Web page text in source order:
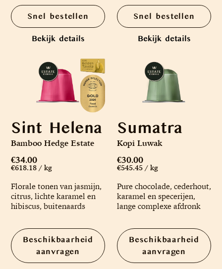
Snel bestellen
Bekijk details
Snel bestellen
Bekijk details
Sint Helena
Bamboo Hedge Estate
€34.00
€618.18 / kg
Florale tonen van jasmijn,
citrus, lichte karamel en
hibiscus, buitenaards
Beschikbaarheid
aanvragen
Sumatra
Kopi Luwak
€30.00
€545.45 / kg
Pure chocolade, cederhout,
karamel en specerijen,
lange complexe afdronk
Beschikbaarheid
aanvragen